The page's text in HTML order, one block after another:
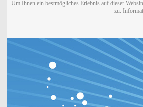
Um Ihnen ein bestmögliches Erlebnis auf dieser
zu.